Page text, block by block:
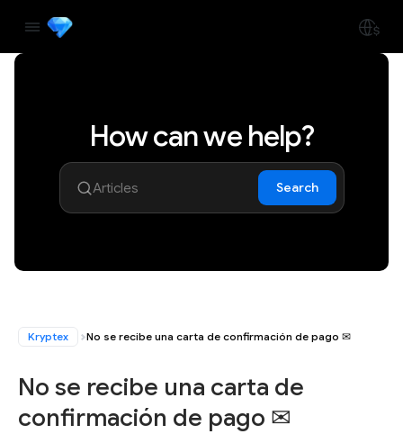
How can we help?
Search
Kryptex No se recibe una carta de confirmación de pago ✉
No se recibe una carta de
confirmación de pago ✉